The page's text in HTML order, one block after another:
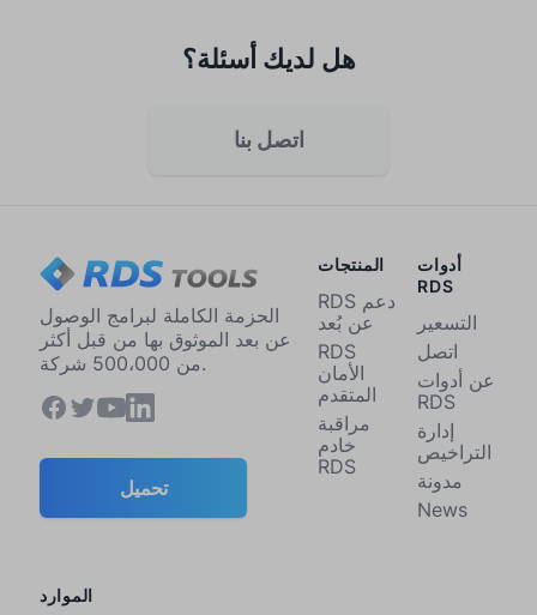
هل لديك أسئلة؟
اتصل بنا
الحزمة الكاملة لبرامج الوصول
عن بعد الموثوق بها من قبل أكثر
من 500،000 شركة.
تحميل
المنتجات
RDS دعم
عن بُعد
RDS
الأمان
المتقدم
مراقبة
خادم
RDS
الموارد
أدوات
RDS
التسعير
اتصل
عن أدوات
RDS
إدارة
التراخيص
مدونة
News